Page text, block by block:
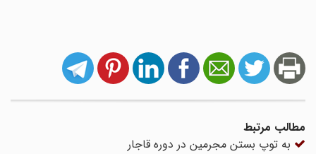
مطالب مرتبط
به توپ بستن مجرمین در دوره قاجار